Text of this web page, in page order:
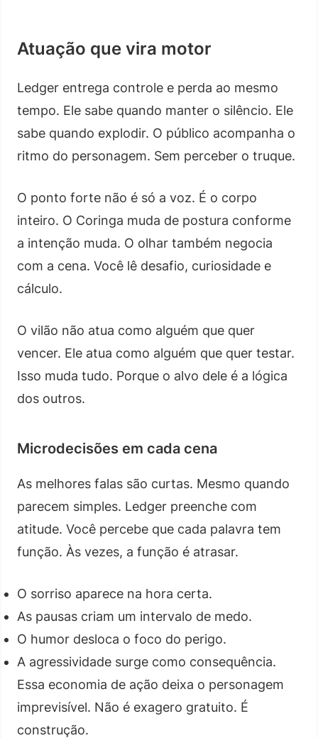
Atuação que vira motor
Ledger entrega controle e perda ao mesmo
tempo. Ele sabe quando manter o silêncio. Ele
sabe quando explodir. O público acompanha o
ritmo do personagem. Sem perceber o truque.
O ponto forte não é só a voz. É o corpo
inteiro. O Coringa muda de postura conforme
a intenção muda. O olhar também negocia
com a cena. Você lê desafio, curiosidade e
cálculo.
O vilão não atua como alguém que quer
vencer. Ele atua como alguém que quer testar.
Isso muda tudo. Porque o alvo dele é a lógica
dos outros.
Microdecisões em cada cena
As melhores falas são curtas. Mesmo quando
parecem simples. Ledger preenche com
atitude. Você percebe que cada palavra tem
função. Às vezes, a função é atrasar.
O sorriso aparece na hora certa.
As pausas criam um intervalo de medo.
O humor desloca o foco do perigo.
A agressividade surge como consequência.
Essa economia de ação deixa o personagem
imprevisível. Não é exagero gratuito. É
construção.